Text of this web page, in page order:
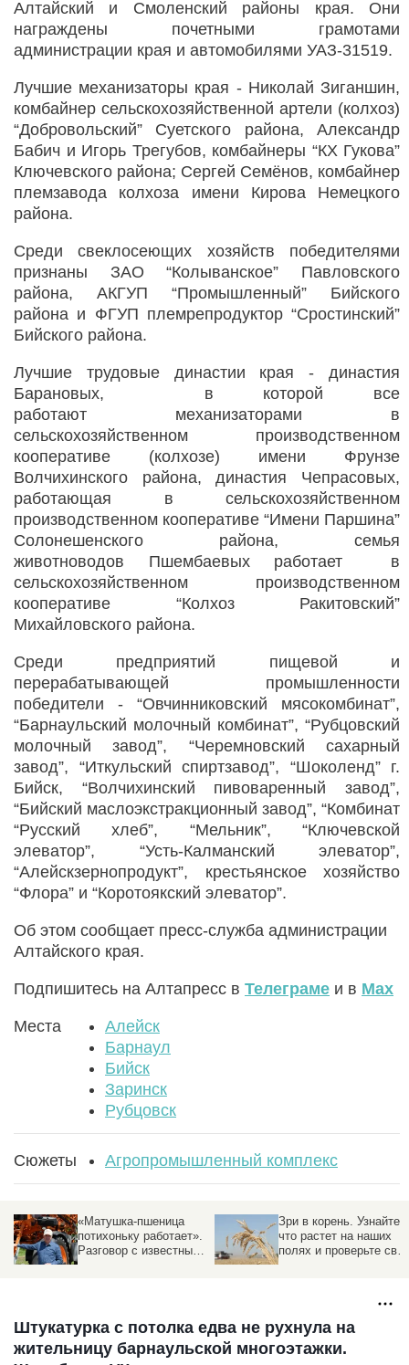
Алтайский и Смоленский районы края. Они
награждены почетными грамотами
администрации края и автомобилями УАЗ-31519.
Лучшие механизаторы края - Николай Зиганшин,
комбайнер сельскохозяйственной артели (колхоз)
“Добровольский” Суетского района, Александр
Бабич и Игорь Трегубов, комбайнеры “КХ Гукова”
Ключевского района; Сергей Семёнов, комбайнер
племзавода колхоза имени Кирова Немецкого
района.
Среди свеклосеющих хозяйств победителями
признаны ЗАО “Колыванское” Павловского
района, АКГУП “Промышленный” Бийского
района и ФГУП племрепродуктор “Сростинский”
Бийского района.
Лучшие трудовые династии края - династия
Барановых, в которой все
работают механизаторами в
сельскохозяйственном производственном
кооперативе (колхозе) имени Фрунзе
Волчихинского района, династия Чепрасовых,
работающая в сельскохозяйственном
производственном кооперативе “Имени Паршина”
Солонешенского района, семья
животноводов Пшембаевых работает в
сельскохозяйственном производственном
кооперативе “Колхоз Ракитовский”
Михайловского района.
Среди предприятий пищевой и
перерабатывающей промышленности
победители - “Овчинниковский мясокомбинат”,
“Барнаульский молочный комбинат”, “Рубцовский
молочный завод”, “Черемновский сахарный
завод”, “Иткульский спиртзавод”, “Шоколенд” г.
Бийск, “Волчихинский пивоваренный завод”,
“Бийский маслоэкстракционный завод”, “Комбинат
“Русский хлеб”, “Мельник”, “Ключевской
элеватор”, “Усть-Калманский элеватор”,
“Алейскзернопродукт”, крестьянское хозяйство
“Флора” и “Коротоякский элеватор”.
Об этом сообщает пресс-служба администрации
Алтайского края.
Подпишитесь на Алтапресс в Телеграме и в Max
Места
Алейск
Барнаул
Бийск
Заринск
Рубцовск
Сюжеты Агропромышленный комплекс
«Матушка-пшеница
потихоньку работает».
Разговор с известным
Зри в корень. Узнайте,
что растет на наших
полях и проверьте свое
Штукатурка с потолка едва не рухнула на
жительницу барнаульской многоэтажки.